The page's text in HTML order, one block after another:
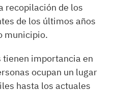
recopilación de los
de los últimos años
municipio.
tienen importancia en
ocupan un lugar
hasta los actuales